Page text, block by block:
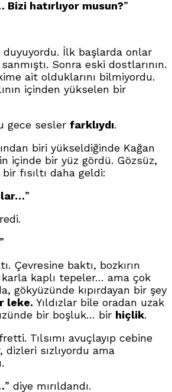
Bizi hatırlıyor musun?”
duyuyordu. İlk başlarda onlar
Sonra eski dostlarının.
ait olduklarını bilmiyordu.
içinden yükselen bir
gece sesler farklıydı.
biri yükseldiğinde Kağan
içinde bir yüz gördü. Gözsüz,
fısıltı daha geldi:
”
”
Çevresine baktı, bozkırın
karla kaplı tepeler… ama çok
gökyüzünde kıpırdayan bir şey
leke. Yıldızlar bile oradan uzak
bir boşluk… bir hiçlik.
Tılsımı avuçlayıp cebine
dizleri sızlıyordu ama
” diye mırıldandı.